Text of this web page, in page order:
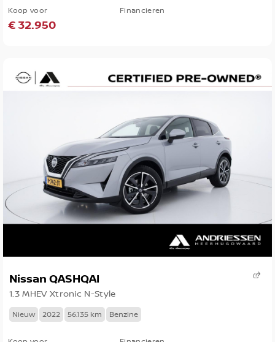
Koop voor
€ 32.950
Financieren
Nissan QASHQAI
1.3 MHEV Xtronic N-Style
Nieuw 2022 56.135 km Benzine